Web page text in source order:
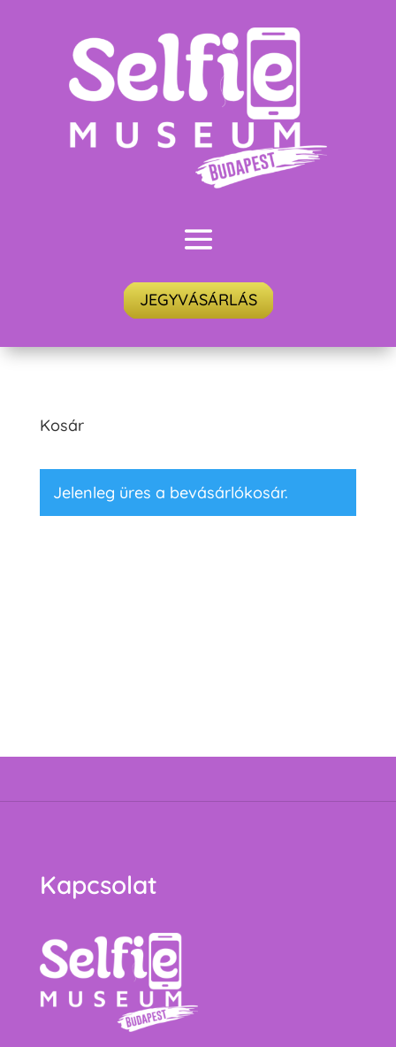
JEGYVÁSÁRLÁS
Kosár
Jelenleg üres a bevásárlókosár.
Kapcsolat